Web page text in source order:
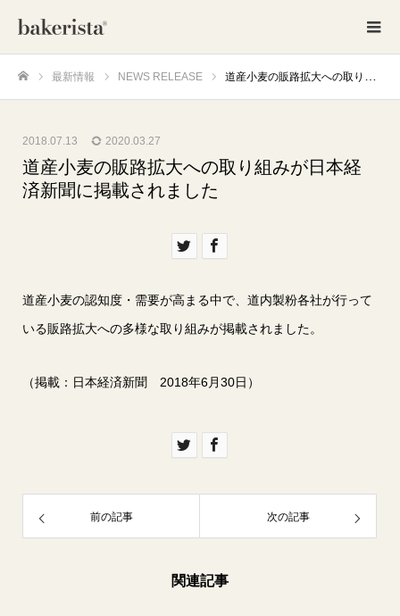
最新情報 NEWS RELEASE 道産小麦の販路拡大への取り組みが日本経済新聞に掲載されました
2018.07.13 2020.03.27
道産小麦の販路拡大への取り組みが日本経
済新聞に掲載されました
道産小麦の認知度・需要が高まる中で、道内製粉各社が行って
いる販路拡大への多様な取り組みが掲載されました。
（掲載：日本経済新聞 2018年6月30日）
前の記事 次の記事
関連記事